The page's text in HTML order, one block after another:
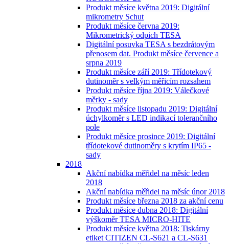
Produkt měsíce května 2019: Digitální
mikrometry Schut
Produkt měsíce června 2019:
Mikrometrický odpich TESA
Digitální posuvka TESA s bezdrátovým
přenosem dat. Produkt měsíce července a
srpna 2019
Produkt měsíce září 2019: Třídotekový
dutinoměr s velkým měřicím rozsahem
Produkt měsíce října 2019: Válečkové
měrky - sady
Produkt měsíce listopadu 2019: Digitální
úchylkoměr s LED indikací tolerančního
pole
Produkt měsíce prosince 2019: Digitální
třídotekové dutinoměry s krytím IP65 -
sady
2018
Akční nabídka měřidel na měsíc leden
2018
Akční nabídka měřidel na měsíc únor 2018
Produkt měsíce března 2018 za akční cenu
Produkt měsíce dubna 2018: Digitální
výškoměr TESA MICRO-HITE
Produkt měsíce května 2018: Tiskárny
etiket CITIZEN CL-S621 a CL-S631